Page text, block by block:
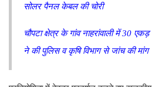
सोलर पैनल केबल की चोरी
चौपटा क्षेत्र के गांव नाहरांवाली में 30
ने की पुलिस व कृषि विभाग से जांच की मांग